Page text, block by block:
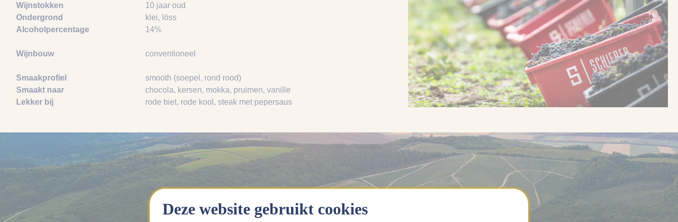
Wijnstokken
10 jaar oud
Ondergrond
klei, löss
Alcoholpercentage
14%
Wijnbouw conventioneel
Smaakprofiel
smooth (soepel, rond rood)
Smaakt naar
chocola, kersen, mokka, pruimen, vanille
Lekker bij
rode biet, rode kool , steak met pepersaus
Deze website gebruikt cookies